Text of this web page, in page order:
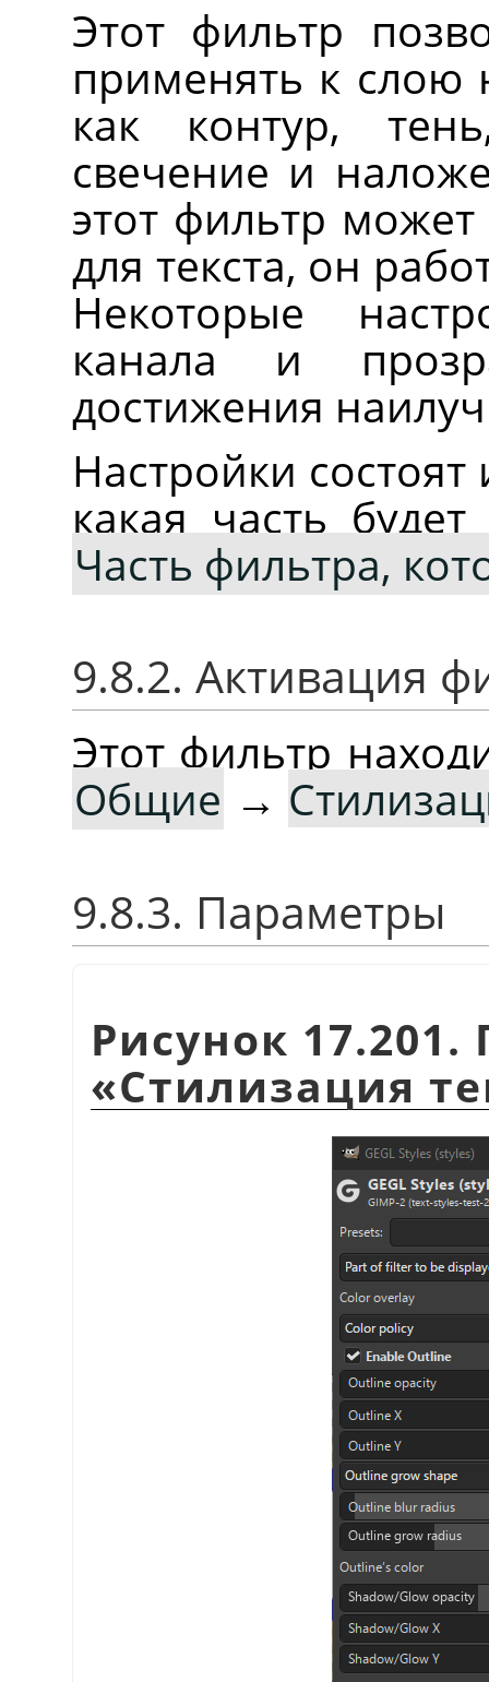
Этот фильтр
применять к слою
как контур,
свечение и
этот фильтр
для текста, он
Некоторые
канала и
достижения
Настройки
какая часть
Часть фильтра,
9.8.2. Активация
Этот фильтр
Общие →
9.8.3. Параметры
Рисунок
«Стилизация